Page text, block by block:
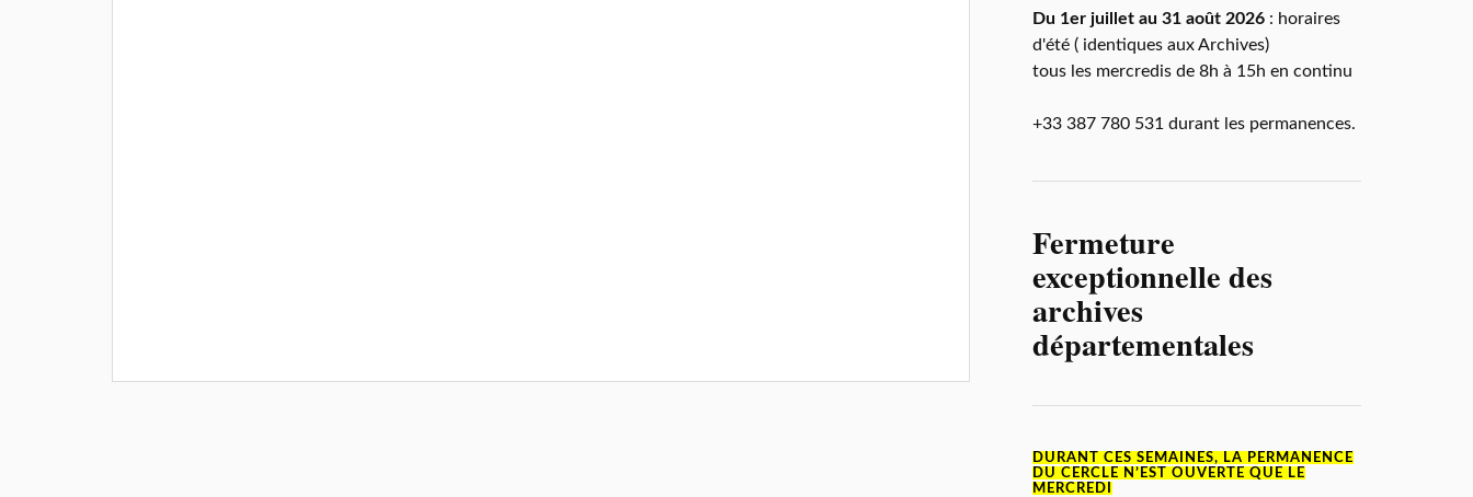
Du 1er juillet au 31 août 2026 : horaires
d'été ( identiques aux Archives)
tous les mercredis de 8h à 15h en continu
+33 387 780 531 durant les permanences.
Fermeture
exceptionnelle des
archives
départementales
DURANT CES SEMAINES, LA PERMANENCE
DU CERCLE N’EST OUVERTE QUE LE
MERCREDI